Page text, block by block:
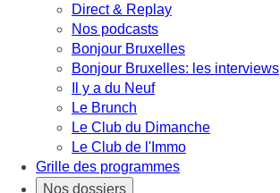
Direct & Replay
Nos podcasts
Bonjour Bruxelles
Bonjour Bruxelles: les interviews
Il y a du Neuf
Le Brunch
Le Club du Dimanche
Le Club de l'Immo
Grille des programmes
Nos dossiers